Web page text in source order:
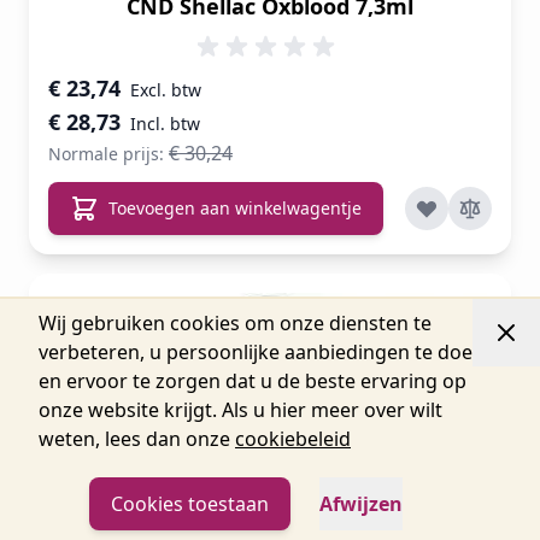
Wij gebruiken cookies om onze diensten te
verbeteren, u persoonlijke aanbiedingen te doen
en ervoor te zorgen dat u de beste ervaring op
onze website krijgt. Als u hier meer over wilt
weten, lees dan onzecookiebeleid
Cookies toestaan Afwijzen
CND Shellac Oxblood 7,3ml
Speciale prijs
€ 28,73
€ 23,74
Normale prijs: € 30,24
Toevoegen aan winkelwagentje